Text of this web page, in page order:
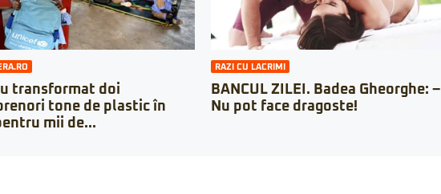
transformat doi
tone de plastic în
mii de...
RAZI CU LACRIMI
BANCUL ZILEI. Badea Gheorghe: –
Nu pot face dragoste!